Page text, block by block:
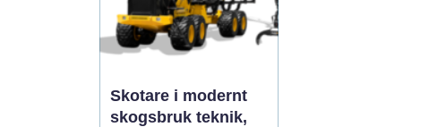
Skotare i modernt
skogsbruk teknik,